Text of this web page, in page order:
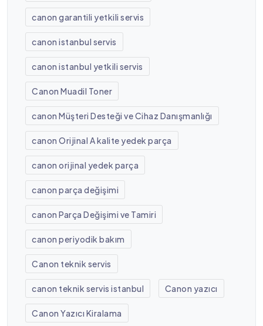
canon garantili yetkili servis
canon istanbul servis
canon istanbul yetkili servis
Canon Muadil Toner
canon Müşteri Desteği ve Cihaz Danışmanlığı
canon Orijinal A kalite yedek parça
canon orijinal yedek parça
canon parça değişimi
canon Parça Değişimi ve Tamiri
canon periyodik bakım
Canon teknik servis
canon teknik servis istanbul Canon yazıcı
Canon Yazıcı Kiralama